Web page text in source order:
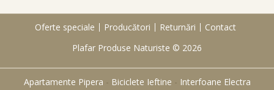
Oferte speciale Producători Returnări
Contact
Plafar Produse Naturiste © 2026
Apartamente Pipera - Biciclete Ieftine - Interfoane Electra